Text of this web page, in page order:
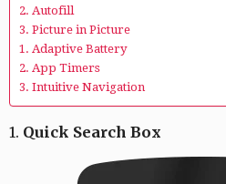
2. Autofill
3. Picture in Picture
1. Adaptive Battery
2. App Timers
3. Intuitive Navigation
1. Quick Search Box